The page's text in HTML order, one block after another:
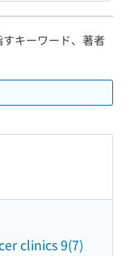
キーワード、著者
clinics 9(7)